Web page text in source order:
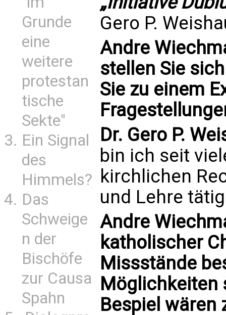
Grunde
eine
weitere
protestan
tische
Sekte"
Ein Signal
des
Himmels?
Das
Schweige
n der
Bischöfe
zur Causa
Spahn
Gero P.
Andre
stellen Sie
Sie zu einem
Dr. Gero P.
bin ich seit
kirchlichen
und Lehre
Andre
katholischer
Missstände
Möglichkeiten
Bespiel wären